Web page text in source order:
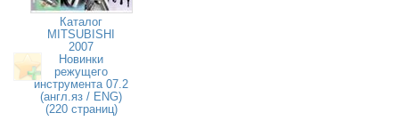
Каталог
MITSUBISHI
2007
Новинки
режущего
инструмента 07.2
(англ.яз / ENG)
(220 страниц)